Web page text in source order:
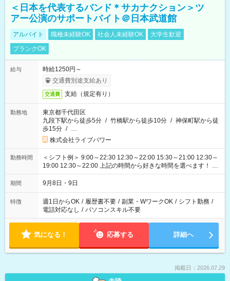
＜日本を代表するバンド＊サカナクション＞ツ
アー公演のサポートバイト＠日本武道館
アルバイト 職種未経験OK 社会人未経験OK
大学生歓迎
ブランクOK
給与
時給1250円～
交通費別途支給あり
交通費 支給（規定有り）
勤務地
東京都千代田区
九段下駅から徒歩5分 / 竹橋駅から徒歩10分 / 神保町駅から徒
歩15分 / …
株式会社ライブパワー
勤務時間
＜シフト例＞ 9:00～22:30 12:30～22:00 15:30～21:00 12:30～
19:00 12:30～22:00 上記の時間から好きな時間を選べます！ ※
時間は変更となる可能性があります
期間 9月8日・9日
特徴 週1日からOK / 履歴書不要 / 副業・WワークOK / シフト勤務 /
電話対応なし / パソコンスキル不要
気になる！ 応募する 詳細へ
掲載日：2026.07.29